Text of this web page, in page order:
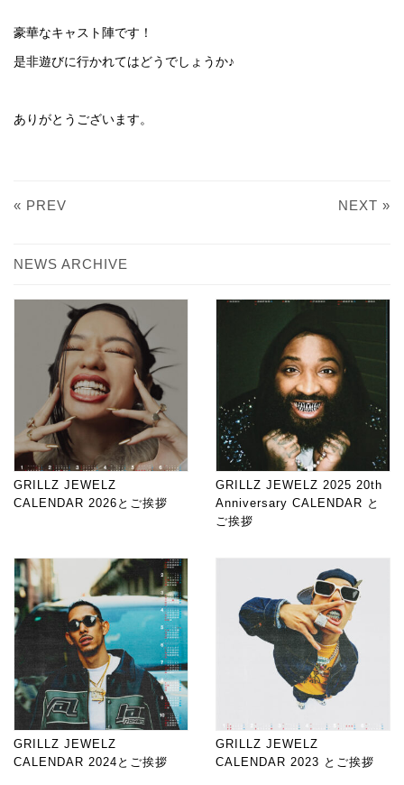
豪華なキャスト陣です！
是非遊びに行かれてはどうでしょうか♪
ありがとうございます。
« PREV NEXT »
NEWS ARCHIVE
GRILLZ JEWELZ
CALENDAR 2026とご挨拶
GRILLZ JEWELZ 2025 20th
Anniversary CALENDAR と
ご挨拶
GRILLZ JEWELZ
CALENDAR 2024とご挨拶
GRILLZ JEWELZ
CALENDAR 2023 とご挨拶